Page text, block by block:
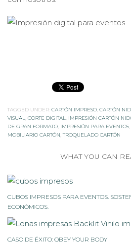
TAGGED UNDER: CARTÓN IMPRESO CARTÓN
VISUAL CORTE DIGITAL IMPRESIÓN CARTÓN
DE GRAN FORMATO IMPRESIÓN PARA EVENTOS
MOBILIARIO CARTÓN ,TROQUELADO CARTÓN
WHAT YOU CAN
CUBOS IMPRESOS PARA EVENTOS.
ECONÓMICOS.
CASO DE ÉXITO: OBEY YOUR BODY